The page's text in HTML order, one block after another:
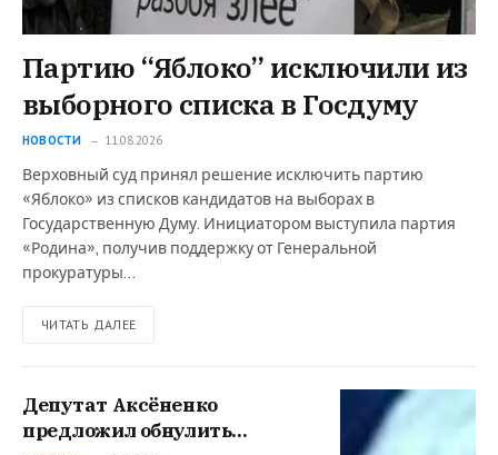
Партию “Яблоко” исключили из
выборного списка в Госдуму
НОВОСТИ 11.08.2026
Верховный суд принял решение исключить партию
«Яблоко» из списков кандидатов на выборах в
Государственную Думу. Инициатором выступила партия
«Родина», получив поддержку от Генеральной
прокуратуры…
ЧИТАТЬ ДАЛЕЕ
Депутат Аксёненко
предложил обнулить